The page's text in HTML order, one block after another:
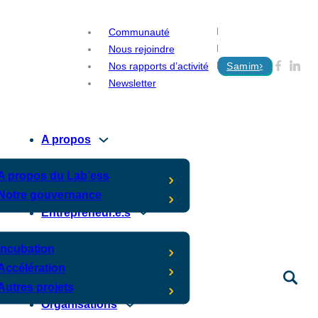
Communauté
Nous rejoindre
Nos rapports d’activité
Newsletter
Samim
A propos
propos du Lab’ess
Notre gouvernance
Entrepreneur.e.s
Incubation
projets
Organisations